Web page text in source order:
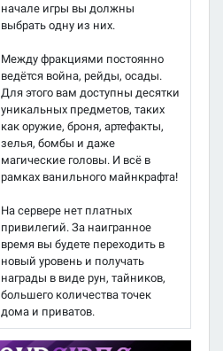
начале игры вы должны
выбрать одну из них.
Между фракциями постоянно
ведётся война, рейды, осады.
Для этого вам доступны десятки
уникальных предметов, таких
как оружие, броня, артефакты,
зелья, бомбы и даже
магические головы. И всё в
рамках ванильного майнкрафта!
На сервере нет платных
привилегий. За наигранное
время вы будете переходить в
новый уровень и получать
награды в виде рун, тайников,
большего количества точек
дома и приватов.